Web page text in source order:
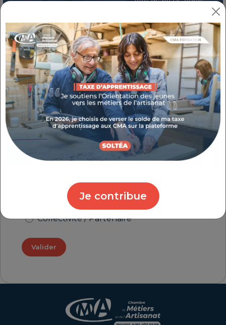
Je contribue
SE CONNECTER
Je crée mon compte
Pour profiter de tous nos services, activez
gratuitement votre compte personnel.
Quel est votre profil ?
Chef(fe) d'entreprise
Jeune / Apprenti(e)
Salarié(e) / Demandeur(euse) d'emploi
Collectivité / Partenaire
Valider